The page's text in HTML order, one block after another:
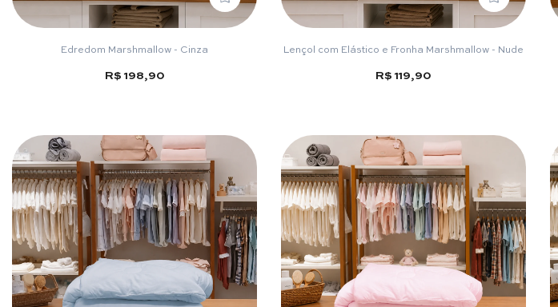
Edredom Marshmallow - Cinza
R$ 198,90
Lençol com Elástico e Fronha Marshmallow - Nude
R$ 119,90